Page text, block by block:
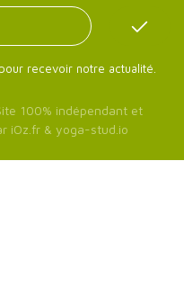
recevoir notre actualité.
100% indépendant et
iOz.fr & yoga-stud.io